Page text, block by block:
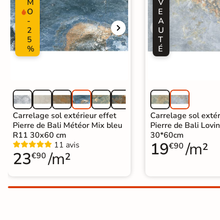
Carrelage extra fin
Voir tous les
formats
semi-poli
Carrelage brillant
Échantillons gratuits
Payez comme
M
O
-
2
5
%
Carrelage sol extérieur effet
Pierre de Bali Météor Mix bleu
R11 30x60 cm
11 avis
23€90 /m²
V
E
A
U
T
É
Carrelage sol
Pierre de Bali
30*60cm
19€90 /m²